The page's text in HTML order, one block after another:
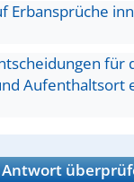
Erbansprüche
für
Aufenthaltsort
Antwort